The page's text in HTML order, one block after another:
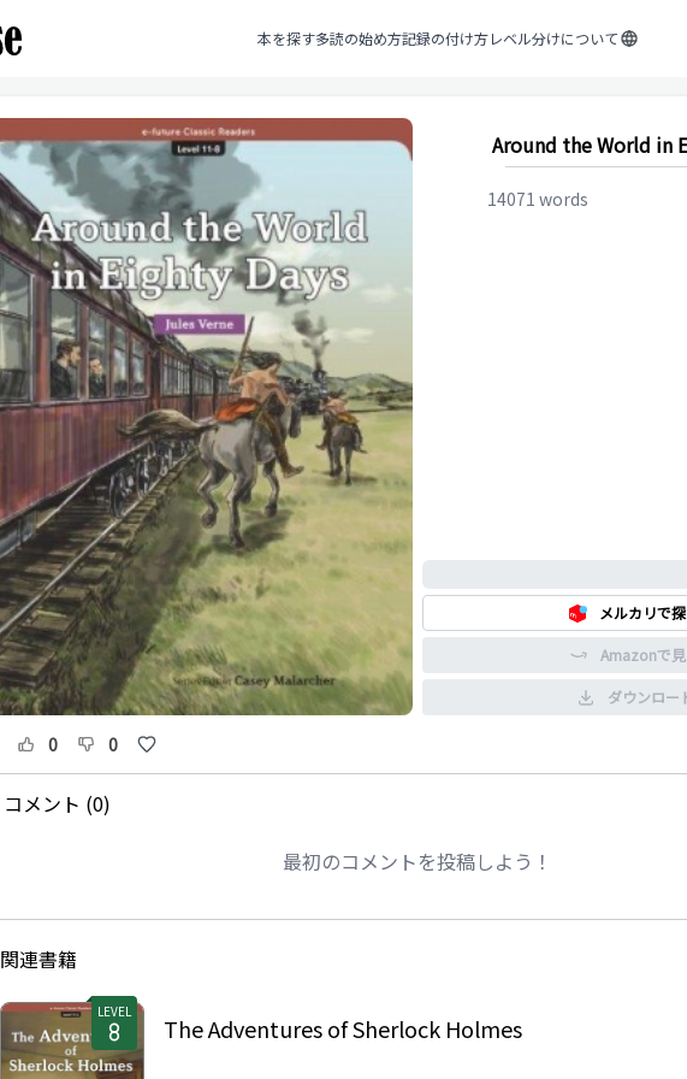
本を探す多読の始め方記録の付け方レベル分けについて
Around the World in
14071 words
メルカリで
Amazonで
ダウンロー
0 0
コメント (0)
最初のコメントを投稿しよう！
関連書籍
LEVEL
The Adventures of Sherlock Holmes